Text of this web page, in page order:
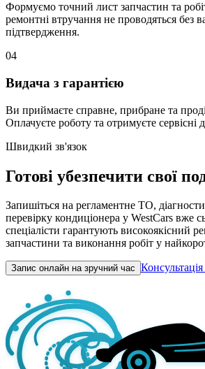
Формуємо точний лист запчастин та
ремонтні втручання не проводяться без
підтвердження.
04
Видача з гарантією
Ви приймаєте справне, прибране та
Оплачуєте роботу та отримуєте
Швидкий зв'язок
Готові убезпечити свої
Запишіться на регламентне ТО,
перевірку кондиціонера у WestCars вже
спеціалісти гарантують високоякісний
запчастини та виконання робіт у
Запис онлайн на зручний час